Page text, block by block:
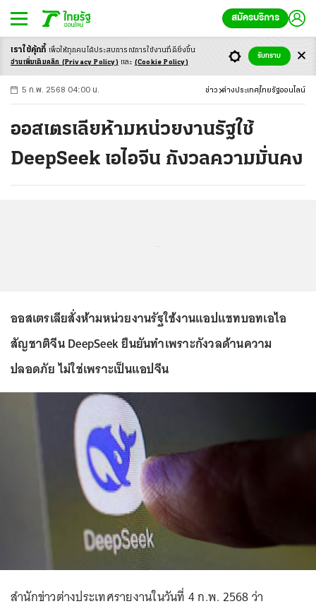
สมัครบริการ
-ก ก ก+
5 ก.พ. 2568 04:00 น. ข่าว ต่างประเทศ ไทยรัฐออนไลน์
ออสเตรเลียห้ามหน่วยงานรัฐใช้
DeepSeek เอไอจีน กังวลความมั่นคง
ออสเตรเลียสั่งห้ามหน่วยงานรัฐใช้งานแอปแชทบอทเอไอ
สัญชาติจีน DeepSeek ยืนยันทำเพราะกังวลด้านความ
ปลอดภัย ไม่ใช่เพราะเป็นแอปจีน
สำนักข่าวต่างประเทศรายงานในวันที่ 4 ก.พ. 2568 ว่า
เราใช้คุ้กกี้ เพื่อให้ทุกคนได้ประสบการณ์การใช้งานที่ดียิ่งขึ้น
อ่านเพิ่มเติมคลิก (Privacy Policy) และ (Cookie Policy)
รับทราบ